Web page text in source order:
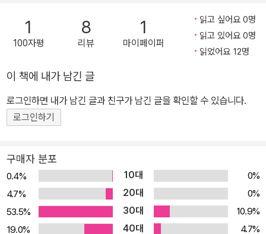
폭력과 억압에 맞서 싸운 린드그렌의 업적은 매우 중요하고 독특합니
다. 그녀는 헌신적인 인본주의자이자 스스로 생각하는 사람이었고,
용기와 진지함, 유머와 사랑으로 자신의 신념을 고수했습니다. 1994
년 린드그렌은 “자연에 대한 사랑과 배려, 정의와 비폭력, 소수에 대
ndation)’으로부터 대안 노벨상을 수상했습니다. 2002년 그가 세상
을 떠난 후 스웨덴 정부는 ‘아스트리드 린드그렌 기념 문학상(Astrid
005년에는 린드그렌의 필사본을 비롯한 관련 기록들이 유네스코 세
계기록유산으로 지정되었습니다.
1
100자평
8
리뷰
1
마이페이퍼
읽고 싶어요 0명
읽고 있어요 0명
읽었어요 12명
이 책에 내가 남긴 글
로그인하면 내가 남긴 글과 친구가 남긴 글을 확인할 수 있습니다.
로그인하기
구매자 분포
0.4% 10대
0%
4.7%
20대
0%
53.5%
30대
10.9%
19.0%
40대 4.7%